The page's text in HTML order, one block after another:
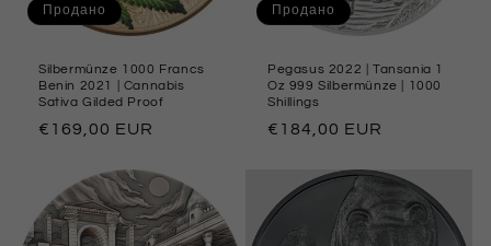
я
Продано
Silbermünze 1000 Francs
Benin 2021 | Cannabis
Sativa Gilded Proof
Обычная
€169,00 EUR
Продано
Pegasus 2022 | Tansania 1
Oz 999 Silbermünze | 1000
Shillings
Обычная
€184,00 EUR